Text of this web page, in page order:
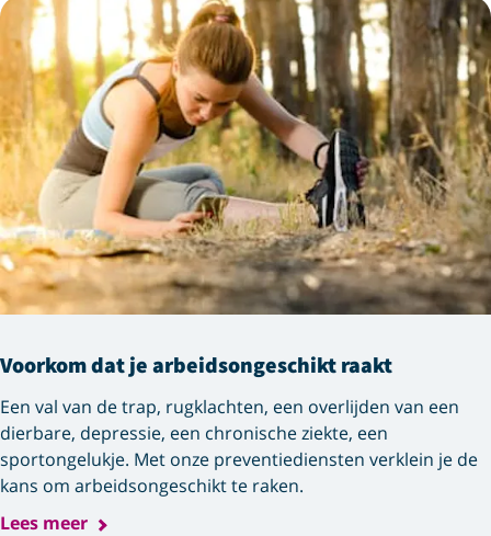
Voorkom dat je arbeids­ongeschikt raakt
Een val van de trap, rugklachten, een overlijden van een
dierbare, depressie, een chronische ziekte, een
sportongelukje. Met onze preventiediensten verklein je de
kans om arbeids­ongeschikt te raken.
Lees meer